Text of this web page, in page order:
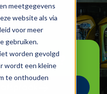
meetgegevens
website als via
voor meer
gebruiken.
worden gevolgd
wordt een kleine
te onthouden